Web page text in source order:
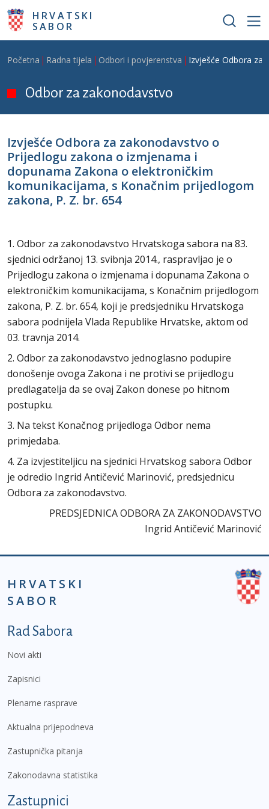
Skoči na glavni sadržaj
HRVATSKI
SABOR
Breadcrumb
Početna Radna tijela Odbori i povjerenstva Izvješće Odbora za
Odbor za zakonodavstvo
Izvješće Odbora za zakonodavstvo o
Prijedlogu zakona o izmjenama i
dopunama Zakona o elektroničkim
komunikacijama, s Konačnim prijedlogom
zakona, P. Z. br. 654
1. Odbor za zakonodavstvo Hrvatskoga sabora na 83.
sjednici održanoj 13. svibnja 2014., raspravljao je o
Prijedlogu zakona o izmjenama i dopunama Zakona o
elektroničkim komunikacijama, s Konačnim prijedlogom
zakona, P. Z. br. 654, koji je predsjedniku Hrvatskoga
sabora podnijela Vlada Republike Hrvatske, aktom od
03. travnja 2014.
2. Odbor za zakonodavstvo jednoglasno podupire
donošenje ovoga Zakona i ne protivi se prijedlogu
predlagatelja da se ovaj Zakon donese po hitnom
postupku.
3. Na tekst Konačnog prijedloga Odbor nema
primjedaba.
4. Za izvjestiteljicu na sjednici Hrvatskog sabora Odbor
je odredio Ingrid Antičević Marinović, predsjednicu
Odbora za zakonodavstvo.
PREDSJEDNICA ODBORA ZA ZAKONODAVSTVO
Ingrid Antičević Marinović
HRVATSKI
SABOR
Podnožje prvi izbornik
Rad Sabora
Novi akti
Zapisnici
Plenarne rasprave
Aktualna prijepodneva
Zastupnička pitanja
Zakonodavna statistika
Zastupnici